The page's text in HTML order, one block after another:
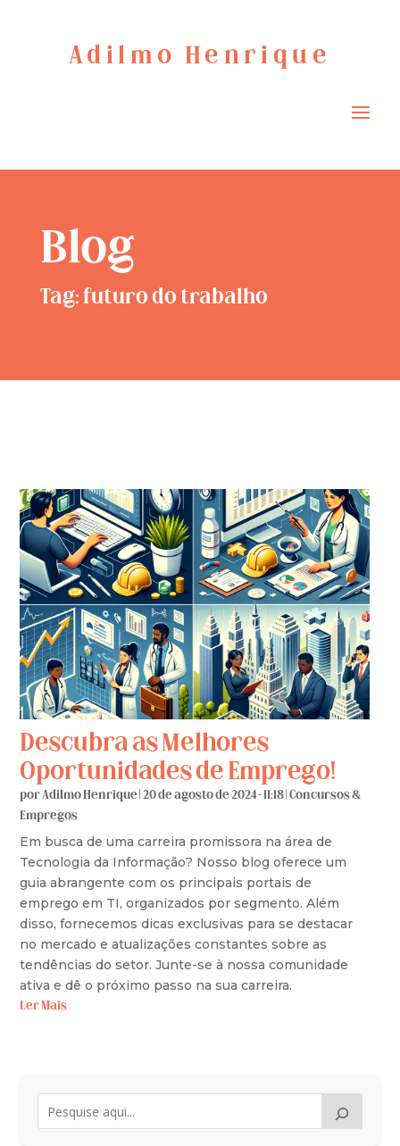
Adilmo Henrique
Blog
Tag: futuro do trabalho
Descubra as Melhores
Oportunidades de Emprego!
porAdilmo Henrique |20 de agosto de 2024 - 11:18 |Concursos &
Empregos
Em busca de uma carreira promissora na área de
Tecnologia da Informação? Nosso blog oferece um
guia abrangente com os principais portais de
emprego em TI, organizados por segmento. Além
disso, fornecemos dicas exclusivas para se destacar
no mercado e atualizações constantes sobre as
tendências do setor. Junte-se à nossa comunidade
ativa e dê o próximo passo na sua carreira.
Ler Mais